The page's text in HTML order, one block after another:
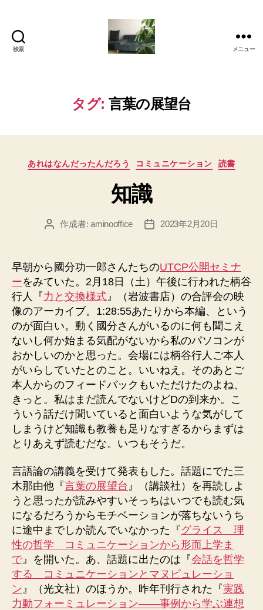
検索
美
(お
も
あ
の
ブ
グ
メニュー
タグ: 言葉の展望台
カ
ゴ
リ
あれはなんだったんだろう コミュニケーション 読書
知識
投
作成者:aminooffice
投
2023年2月20日
早朝から國分功一郎さんたちのUTCP公開セミナ
ーをみていた。2月18日（土）午後に行われた柄谷
行人『力と交換様式 』（岩波書店）の合評会の映
像のアーカイブ。1:28:55あたりから本編、という
のが面白い。動く國分さんがいるのに何も聞こえ
ないし何か始まる気配がないから私のパソコンが
おかしいのかと思った。会場には柄谷行人ご本人
がいらしていたとのこと。いいねえ。そのあとご
本人からのフィードバックもいただけたのよね、
きっと。私はまだ読んでないけどDの到来か。こ
ういう話だけ聞いていると面白いような気がして
しまうけど知識も教養も足りなすぎるからまずは
とりあえず読むだな。いつもそうだ。
言語論の講義を受けて発表もした。話題にでた三
木那由他『言葉の展望台 』（講談社）を再読しよ
うと思ったが読みやすいそっちはいつでも読む気
になるだろうからモチベーションが落ちないうち
に途中までしか読んでいなかった『 グライス 理
性の哲学 コミュニケーションから形而上学ま
で』を開いた。あ、話題に出たのは『会話を哲学
する コミュニケーションとマヌピュレーショ
ン』（光文社）のほうか。昨年刊行された『実践
力動フォーミュレーション——事例から学ぶ連想